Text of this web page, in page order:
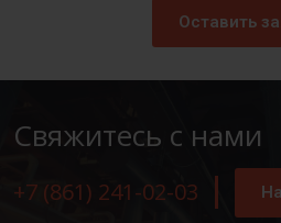
Оставить
Свяжитесь с нами
+7 (861) 241-02-03